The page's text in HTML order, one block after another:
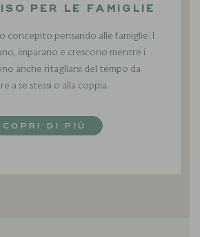
PER LE FAMIGLIE
concepito pensando alle famiglie. I
imparano e crescono mentre i
anche ritagliarsi del tempo da
a se stessi o alla coppia.
DI PIÙ